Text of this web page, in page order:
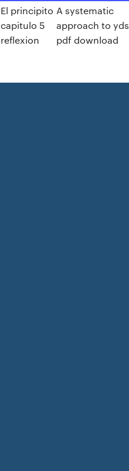
El principito
capitulo 5
reflexion
A systematic
approach to yds
pdf download